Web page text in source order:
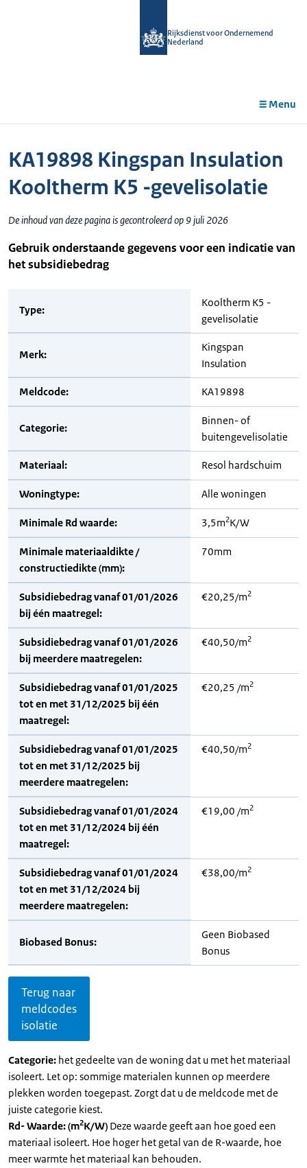
Rijksdienst voor Ondernemend
Nederland
Menu
KA19898 Kingspan Insulation
Kooltherm K5 -gevelisolatie
De inhoud van deze pagina is gecontroleerd op 9 juli 2026
Gebruik onderstaande gegevens voor een indicatie van
het subsidiebedrag
Type:
Kooltherm K5 -
gevelisolatie
Merk:
Kingspan
Insulation
Meldcode: KA19898
Categorie:
Binnen- of
buitengevelisolatie
Materiaal: Resol hardschuim
Woningtype: Alle woningen
Minimale Rd waarde: 3,5m2K/W
Minimale materiaaldikte /
constructiedikte (mm):
70mm
Subsidiebedrag vanaf 01/01/2026
bij één maatregel:
€20,25/m2
Subsidiebedrag vanaf 01/01/2026
bij meerdere maatregelen:
€40,50/m2
Subsidiebedrag vanaf 01/01/2025
tot en met 31/12/2025 bij één
maatregel:
€20,25 /m2
Subsidiebedrag vanaf 01/01/2025
tot en met 31/12/2025 bij
meerdere maatregelen:
€40,50/m2
Subsidiebedrag vanaf 01/01/2024
tot en met 31/12/2024 bij één
maatregel:
€19,00 /m2
Subsidiebedrag vanaf 01/01/2024
tot en met 31/12/2024 bij
meerdere maatregelen:
€38,00/m2
Biobased Bonus:
Geen Biobased
Bonus
Terug naar
meldcodes
isolatie
Categorie: het gedeelte van de woning dat u met het materiaal
isoleert. Let op: sommige materialen kunnen op meerdere
plekken worden toegepast. Zorgt dat u de meldcode met de
juiste categorie kiest.
Rd- Waarde: (m2K/W) Deze waarde geeft aan hoe goed een
materiaal isoleert. Hoe hoger het getal van de R-waarde, hoe
meer warmte het materiaal kan behouden.